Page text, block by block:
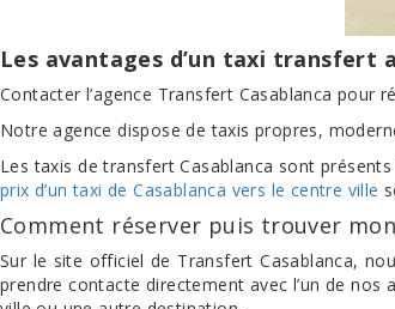
Les avantages d’un taxi transfert
Contacter l’agence Transfert Casablanca pour
Notre agence dispose de taxis propres,
Les taxis de transfert Casablanca sont
prix d’un taxi de Casablanca vers le centre ville
Comment réserver puis trouver
Sur le site officiel de Transfert Casablanca,
prendre contacte directement avec l’un de nos